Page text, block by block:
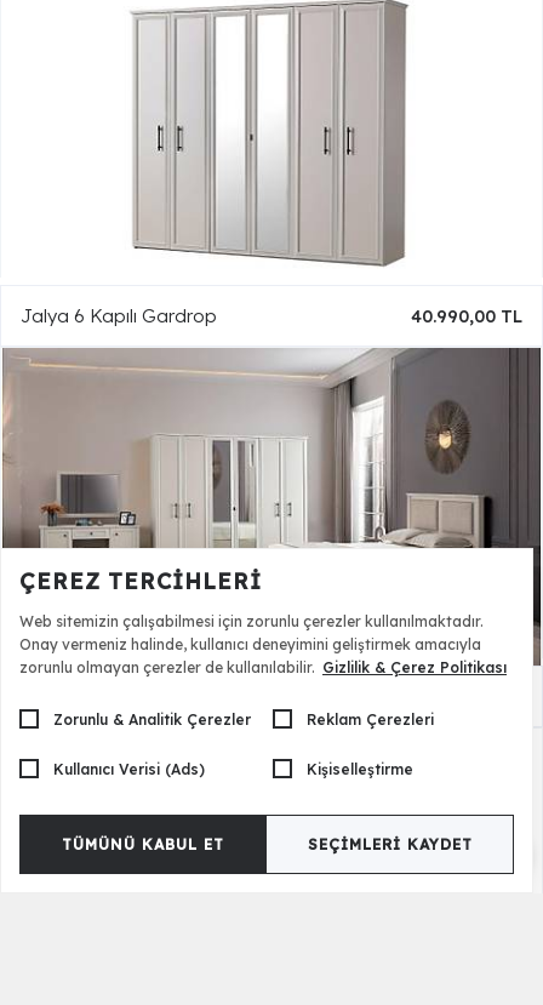
Jalya 6 Kapılı Gardrop 40.990,00 TL
ÇEREZ TERCIHLERI
Web sitemizin çalışabilmesi için zorunlu çerezler kullanılmaktadır.
Onay vermeniz halinde, kullanıcı deneyimini geliştirmek amacıyla
zorunlu olmayan çerezler de kullanılabilir. Gizlilik & Çerez Politikası
Zorunlu & Analitik Çerezler Reklam Çerezleri
Kullanıcı Verisi (Ads) Kişiselleştirme
TÜMÜNÜ KABUL ET SEÇIMLERI KAYDET